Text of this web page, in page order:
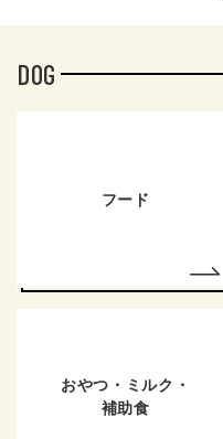
DOG
フード
おやつ・ミルク・
補助食